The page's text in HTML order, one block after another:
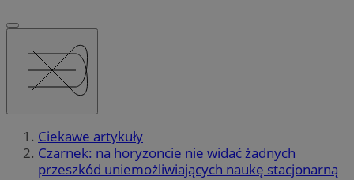
Ciekawe artykuły
Czarnek: na horyzoncie nie widać żadnych
przeszkód uniemożliwiających naukę stacjonarną